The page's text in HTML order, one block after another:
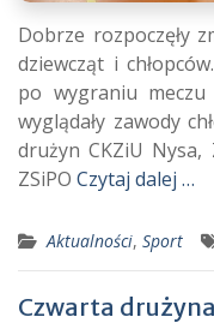
Dobrze rozpoczęły
dziewcząt i
po wygraniu
wyglądały zawody
drużyn CKZiU Nysa,
ZSiPO Czytaj dalej …
Aktualności, Sport
Czwarta